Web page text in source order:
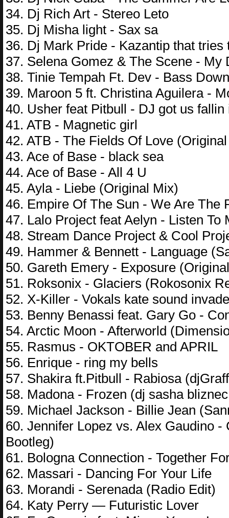
34. Dj Rich Art - Stereo Leto
35. Dj Misha light - Sax sa
36. Dj Mark Pride - Kazantip that tries
37. Selena Gomez & The Scene - My
38. Tinie Tempah Ft. Dev - Bass
39. Maroon 5 ft. Christina Aguilera -
40. Usher feat Pitbull - DJ got us
41. ATB - Magnetic girl
42. ATB - The Fields Of Love
43. Ace of Base - black sea
44. Ace of Base - All 4 U
45. Ayla - Liebe (Original Mix)
46. Empire Of The Sun - We Are The
47. Lalo Project feat Aelyn - Listen
48. Stream Dance Project & Cool
49. Hammer & Bennett - Language
50. Gareth Emery - Exposure
51. Roksonix - Glaciers (Rokosonix
52. X-Killer - Vokals kate sound
53. Benny Benassi feat. Gary Go -
54. Arctic Moon - Afterworld
55. Rasmus - OKTOBER and APRIL
56. Enrique - ring my bells
57. Shakira ft.Pitbull - Rabiosa
58. Madona - Frozen (dj sasha
59. Michael Jackson - Billie Jean
60. Jennifer Lopez vs. Alex Gaudino
Bootleg)
61. Bologna Connection - Together
62. Massari - Dancing For Your Life
63. Morandi - Serenada (Radio Edit)
64. Katy Perry — Futuristic Lover